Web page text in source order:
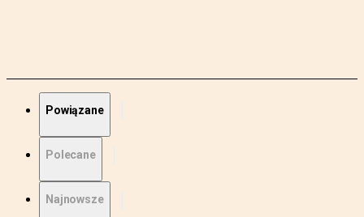
Powiązane
Polecane
Najnowsze